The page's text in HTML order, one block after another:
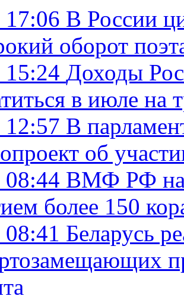
17:06 В России
оборот
15:24 Доходы
в июле на
12:57 В
об
08:44 ВМФ РФ
более 150
Беларусь